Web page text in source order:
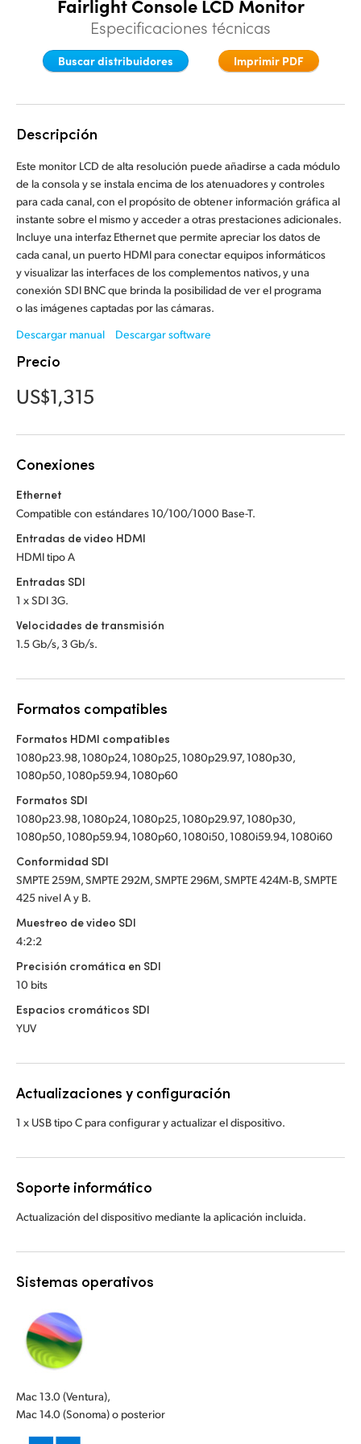
Fairlight
Teclado
Paneles
Consolas
Studio
Medios
Finland
France
Italy
Japan
Korea
Mexico
New Zealand
Poland
Singapore
España
Sweden
Turkey
UAE
Ukraine
United Kingdom
United States
Finland
France
Italy
Japan
Korea
Mexico
New Zealand
Poland
Singapore
España
Sweden
Turkey
UAE
Ukraine
United Kingdom
United States
Fairlight Console LCD Monitor
Especificaciones técnicas
Buscar distribuidores Imprimir PDF
Descripción
Este monitor LCD de alta resolución puede añadirse a cada módulo
de la consola y se instala encima de los atenuadores y controles
para cada canal, con el propósito de obtener información gráfica al
instante sobre el mismo y acceder a otras prestaciones adicionales.
Incluye una interfaz Ethernet que permite apreciar los datos de
cada canal, un puerto HDMI para conectar equipos informáticos
y visualizar las interfaces de los complementos nativos, y una
conexión SDI BNC que brinda la posibilidad de ver el programa
o las imágenes captadas por las cámaras.
Descargar manual
Descargar software
Precio
US$1,315
Conexiones
Ethernet
Compatible con estándares 10/100/1000 Base-T.
Entradas de video HDMI
HDMI tipo A
Entradas SDI
1 x SDI 3G.
Velocidades de transmisión
1.5 Gb/s, 3 Gb/s.
Formatos compatibles
Formatos HDMI compatibles
1080p23.98, 1080p24, 1080p25, 1080p29.97, 1080p30,
1080p50, 1080p59.94, 1080p60
Formatos SDI
1080p23.98, 1080p24, 1080p25, 1080p29.97, 1080p30,
1080p50, 1080p59.94, 1080p60, 1080i50, 1080i59.94, 1080i60
Conformidad SDI
SMPTE 259M, SMPTE 292M, SMPTE 296M, SMPTE 424M‑B, SMPTE
425 nivel A y B.
Muestreo de video SDI
4:2:2
Precisión cromática en SDI
10 bits
Espacios cromáticos SDI
YUV
Actualizaciones y configuración
1 x USB tipo C para configurar y actualizar el dispositivo.
Soporte informático
Actualización del dispositivo mediante la aplicación incluida.
Sistemas operativos
Mac 13.0 (Ventura),
Mac 14.0 (Sonoma) o posterior